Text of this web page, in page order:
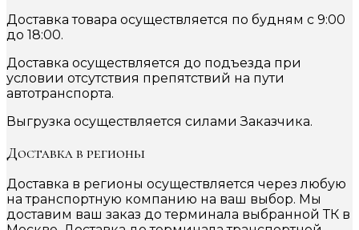
Доставка товара осуществляется по будням с 9:00
до 18:00.
Доставка осуществляется до подъезда при
условии отсутствия препятствий на пути
автотранспорта.
Выгрузка осуществляется силами Заказчика.
Доставка в регионы
Доставка в регионы осуществляется через любую
на транспортную компанию на ваш выбор. Мы
доставим ваш заказ до терминала выбранной ТК в